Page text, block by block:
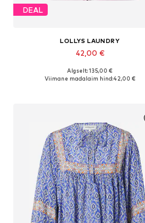
DEAL
LOLLYS LAUNDRY
42,00 €
Saadaolevad suurused: S, M, L, XXL
Algselt: 135,00 €
Viimane madalaim hind:42,00 €